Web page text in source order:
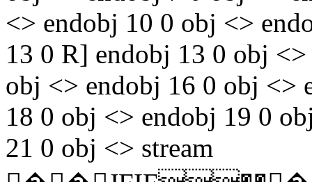
<> endobj 10 0 obj <>
13 0 R] endobj 13 0 obj
obj <> endobj 16 0 obj <>
18 0 obj <> endobj 19 0
21 0 obj <> stream